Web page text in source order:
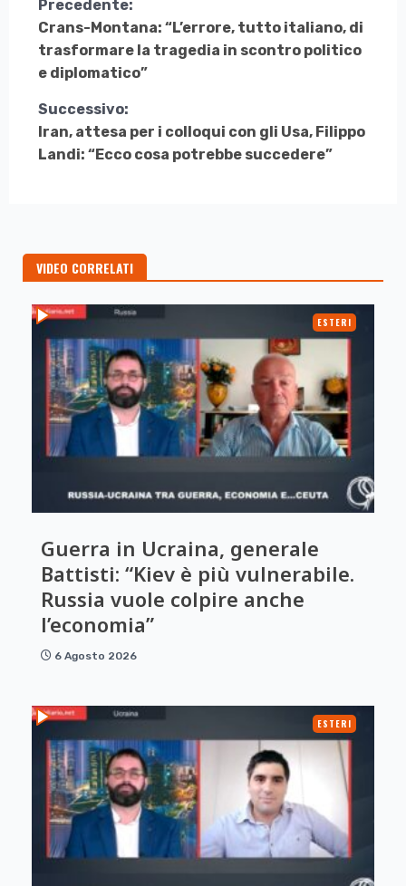
Continua
a
Leggere
Precedente:
Crans-Montana: “L’errore, tutto italiano, di
trasformare la tragedia in scontro politico
e diplomatico”
Successivo:
Iran, attesa per i colloqui con gli Usa, Filippo
Landi: “Ecco cosa potrebbe succedere”
VIDEO CORRELATI
ESTERI
Guerra in Ucraina, generale
Battisti: “Kiev è più vulnerabile.
Russia vuole colpire anche
l’economia”
6 Agosto 2026
ESTERI